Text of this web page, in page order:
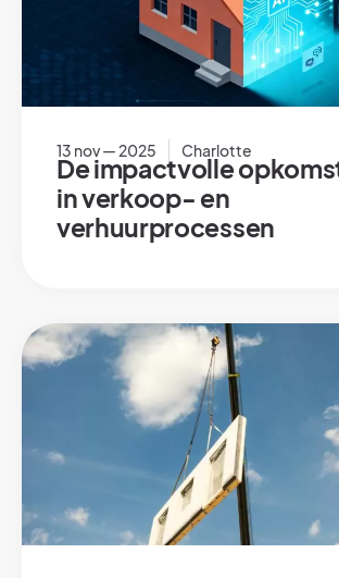
13 nov — 2025 Charlotte
De impactvolle
in verkoop- en
verhuurprocessen